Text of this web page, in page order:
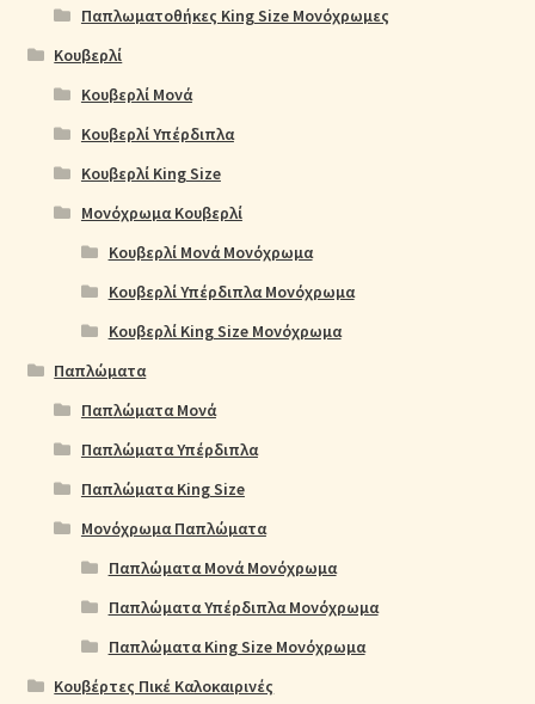
Παπλωματοθήκες King Size Μονόχρωμες
Κουβερλί
Κουβερλί Μονά
Κουβερλί Υπέρδιπλα
Κουβερλί King Size
Μονόχρωμα Κουβερλί
Κουβερλί Μονά Μονόχρωμα
Κουβερλί Υπέρδιπλα Μονόχρωμα
Κουβερλί King Size Μονόχρωμα
Παπλώματα
Παπλώματα Μονά
Παπλώματα Υπέρδιπλα
Παπλώματα King Size
Μονόχρωμα Παπλώματα
Παπλώματα Μονά Μονόχρωμα
Παπλώματα Υπέρδιπλα Μονόχρωμα
Παπλώματα King Size Μονόχρωμα
Κουβέρτες Πικέ Καλοκαιρινές